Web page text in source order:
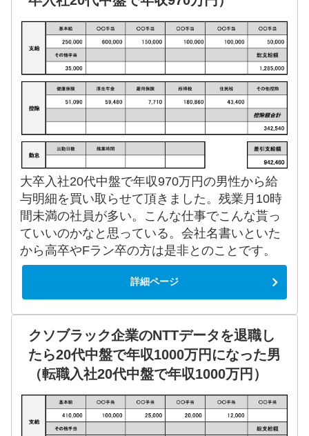
大卒入社20代中盤で年収970万円の男性から給
与明細を買い取らせて頂きました。残業月10時
間未満の社員が多い。こんな仕事でこんな貰っ
ていいのかなと思っている。会社名書いといた
から高卒やFラン卒の方は是非とのことです。
詳細ページ
クソブラック企業のNTTデータを退職し
たら20代中盤で年収1000万円になった男
（転職入社20代中盤で年収1000万円）